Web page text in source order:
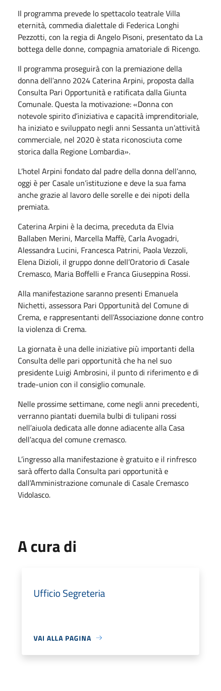
Il programma prevede lo spettacolo teatrale Villa
eternità, commedia dialettale di Federica Longhi
Pezzotti, con la regia di Angelo Pisoni, presentato da La
bottega delle donne, compagnia amatoriale di Ricengo.
Il programma proseguirà con la premiazione della
donna dell’anno 2024 Caterina Arpini, proposta dalla
Consulta Pari Opportunità e ratificata dalla Giunta
Comunale. Questa la motivazione: «Donna con
notevole spirito d’iniziativa e capacità imprenditoriale,
ha iniziato e sviluppato negli anni Sessanta un’attività
commerciale, nel 2020 è stata riconosciuta come
storica dalla Regione Lombardia».
L’hotel Arpini fondato dal padre della donna dell’anno,
oggi è per Casale un’istituzione e deve la sua fama
anche grazie al lavoro delle sorelle e dei nipoti della
premiata.
Caterina Arpini è la decima, preceduta da Elvia
Ballaben Merini, Marcella Maffè, Carla Avogadri,
Alessandra Lucini, Francesca Patrini, Paola Vezzoli,
Elena Dizioli, il gruppo donne dell’Oratorio di Casale
Cremasco, Maria Boffelli e Franca Giuseppina Rossi.
Alla manifestazione saranno presenti Emanuela
Nichetti, assessora Pari Opportunità del Comune di
Crema, e rappresentanti dell’Associazione donne contro
la violenza di Crema.
La giornata è una delle iniziative più importanti della
Consulta delle pari opportunità che ha nel suo
presidente Luigi Ambrosini, il punto di riferimento e di
trade-union con il consiglio comunale.
Nelle prossime settimane, come negli anni precedenti,
verranno piantati duemila bulbi di tulipani rossi
nell’aiuola dedicata alle donne adiacente alla Casa
dell’acqua del comune cremasco.
L’ingresso alla manifestazione è gratuito e il rinfresco
sarà offerto dalla Consulta pari opportunità e
dall’Amministrazione comunale di Casale Cremasco
Vidolasco.
A cura di
Ufficio Segreteria
VAI ALLA PAGINA